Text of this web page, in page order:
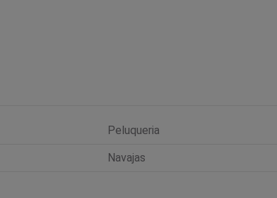
Peluqueria
Navajas